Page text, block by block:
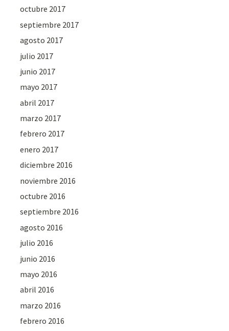
octubre 2017
septiembre 2017
agosto 2017
julio 2017
junio 2017
mayo 2017
abril 2017
marzo 2017
febrero 2017
enero 2017
diciembre 2016
noviembre 2016
octubre 2016
septiembre 2016
agosto 2016
julio 2016
junio 2016
mayo 2016
abril 2016
marzo 2016
febrero 2016